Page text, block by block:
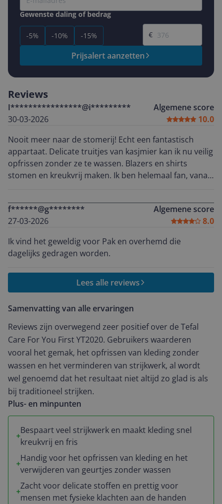
Gewenste daling of bedrag
-5% -10% -15%
Gewenste prijs
€
Prijsalert aanzetten
Reviews
I****************@i*********
30-03-2026
Algemene score
10.0
Nooit meer naar de stomerij! Echt een fantastisch
appartaat. Delicate truitjes van kasjmier kan ik nu veilig
opfrissen zonder ze te wassen. Blazers en shirts
stomen en kreukvrij maken. Ik ben helemaal fan, vanaf
van Tefal, vrijdag besteld, zaterdag al in huis. Super!
f******@g********
27-03-2026
Algemene score
8.0
Ik vind het geweldig voor Pak en overhemd die
dagelijks gedragen worden.
Lees alle reviews
Samenvatting van alle ervaringen
Reviews zijn overwegend zeer positief over de Tefal
Care For You First YT2020. Gebruikers waarderen
vooral het gemak, het opfrissen van kleding zonder
wassen en het verminderen van strijkwerk, al wordt
wel genoemd dat het resultaat niet altijd zo glad is als
bij traditioneel strijken.
Plus- en minpunten
Bespaart veel strijkwerk en maakt kleding snel
kreukvrij en fris
Handig voor het opfrissen van kleding en het
verwijderen van geurtjes zonder wassen
Zacht voor delicate stoffen en prettig voor
mensen met fysieke klachten aan de handen